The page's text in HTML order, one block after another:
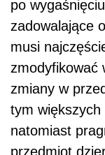
po
zadowalające
musi
zmodyfikować
zmiany w
tym większych
natomiast
przedmiot